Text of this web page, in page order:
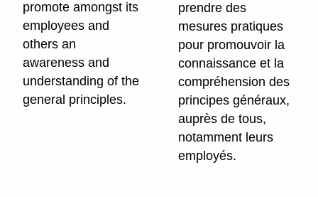
promote amongst its
employees and
others an
awareness and
understanding of the
general principles.
prendre des
mesures pratiques
pour promouvoir la
connaissance et la
compréhension des
principes généraux,
auprès de tous,
notamment leurs
employés.